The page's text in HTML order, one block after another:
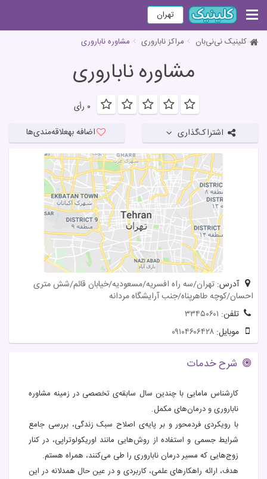
تهران
کلینیک نی‌نی‌بان مراکز ناباروری مشاوره ناباروری
مشاوره ناباروری
۰ رأی
اشتراک‌گذاری اضافه بهعلاقه‌مندی‌ها
آدرس: تهران/سه راه افسریه/مسعودیه/خیابان قائم/شش متری
احسان/کوچه طاهرپناه/جنب آرایشگاه مردانه
تلفن: ۳۳۴۵۰۶۰۱
موبایل: ۰۹۱۰۴۶۰۶۴۲۸
شرح خدمات
کارشناس مامایی با چندین سال سابقه‌ی تخصصی در زمینه مشاوره
ناباروری و درمان‌های مکمل.
با رویکردی فردمحور و بر پایه‌ی اصلاح سبک زندگی، بررسی جامع
شرایط جسمی و استفاده از روش‌هایی مانند اوریکولوتراپی، در کنار
زوج‌هایی که مسیر درمان ناباروری را طی می‌کنند، همراه هستم.
هدف، ارائه راهکارهای علمی، کاربردی و در عین حال همدلانه در این